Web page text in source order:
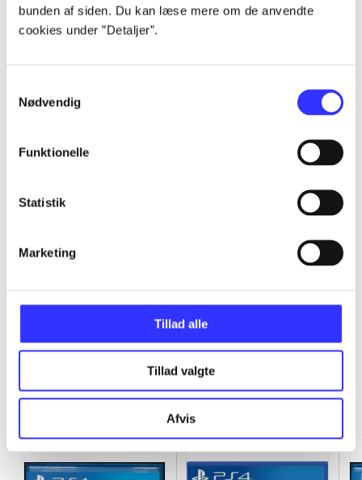
bunden af siden. Du kan læse mere om de anvendte
cookies under ”Detaljer”.
Nødvendig
Funktionelle
Statistik
Marketing
Tillad alle
Tillad valgte
Afvis
Alle registrerede artikler fordelt på udgivelser
Minder om